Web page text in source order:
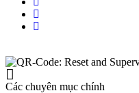
Các chuyên mục chính